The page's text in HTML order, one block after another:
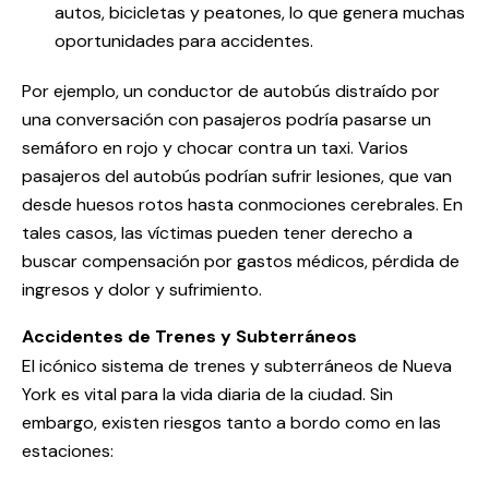
autos, bicicletas y peatones, lo que genera muchas
oportunidades para accidentes.
Por ejemplo, un conductor de autobús distraído por
una conversación con pasajeros podría pasarse un
semáforo en rojo y chocar contra un taxi. Varios
pasajeros del autobús podrían sufrir lesiones, que van
desde huesos rotos hasta conmociones cerebrales. En
tales casos, las víctimas pueden tener derecho a
buscar compensación por gastos médicos, pérdida de
ingresos y dolor y sufrimiento.
Accidentes de Trenes y Subterráneos
El icónico sistema de trenes y subterráneos de Nueva
York es vital para la vida diaria de la ciudad. Sin
embargo, existen riesgos tanto a bordo como en las
estaciones: